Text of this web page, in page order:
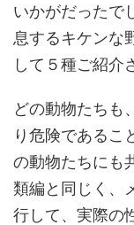
いかがだったで
息するキケンな
して５種ご紹介
どの動物たちも
り危険であるこ
の動物たちにも
類編と同じく、
行して、実際の